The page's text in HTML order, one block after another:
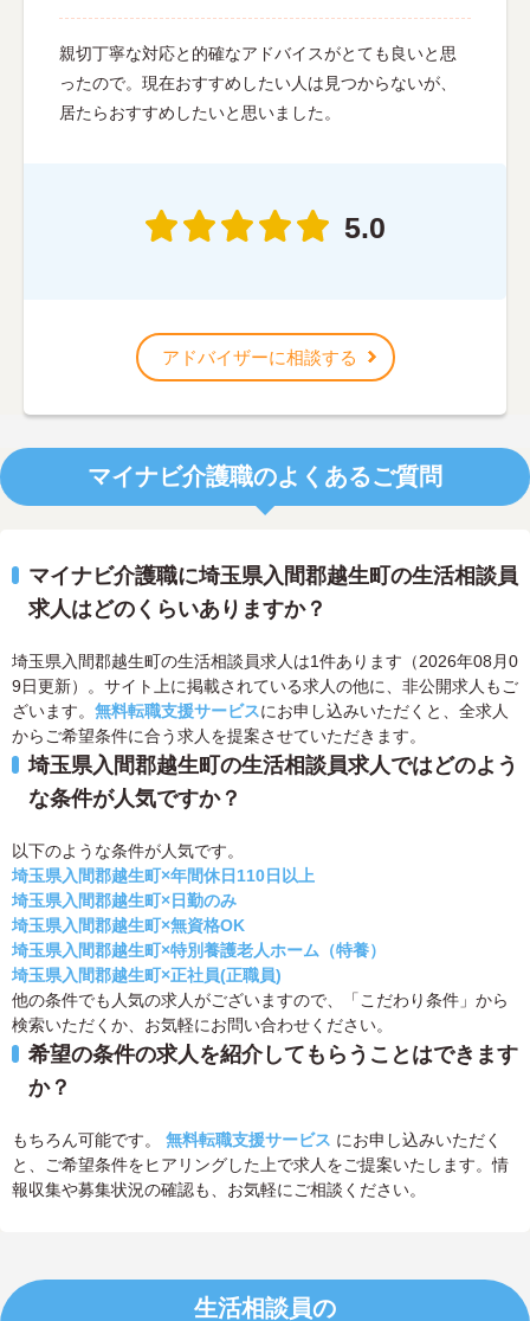
親切丁寧な対応と的確なアドバイスがとても良いと思
ったので。現在おすすめしたい人は見つからないが、
居たらおすすめしたいと思いました。
5.0
アドバイザーに相談する
マイナビ介護職のよくあるご質問
マイナビ介護職に埼玉県入間郡越生町の生活相談員
求人はどのくらいありますか？
埼玉県入間郡越生町の生活相談員求人は1件あります（2026年08月0
9日更新）。サイト上に掲載されている求人の他に、非公開求人もご
ざいます。 無料転職支援サービスにお申し込みいただくと、全求人
からご希望条件に合う求人を提案させていただきます。
埼玉県入間郡越生町の生活相談員求人ではどのよう
な条件が人気ですか？
以下のような条件が人気です。
埼玉県入間郡越生町×年間休日110日以上
埼玉県入間郡越生町×日勤のみ
埼玉県入間郡越生町×無資格OK
埼玉県入間郡越生町×特別養護老人ホーム（特養）
埼玉県入間郡越生町×正社員(正職員)
他の条件でも人気の求人がございますので、「こだわり条件」から
検索いただくか、お気軽にお問い合わせください。
希望の条件の求人を紹介してもらうことはできます
か？
もちろん可能です。 無料転職支援サービス にお申し込みいただく
と、ご希望条件をヒアリングした上で求人をご提案いたします。情
報収集や募集状況の確認も、お気軽にご相談ください。
生活相談員の